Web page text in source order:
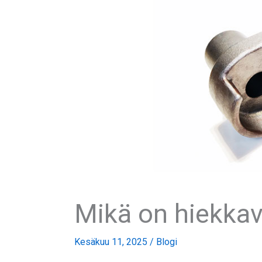
Mikä on
Kesäkuu 11, 2025 / Blogi